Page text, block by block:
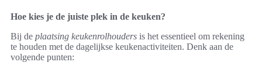
Hoe kies je de juiste plek in de keuken?
Bij de plaatsing keukenrolhouders is het essentieel om rekening
te houden met de dagelijkse keukenactiviteiten. Denk aan de
volgende punten: